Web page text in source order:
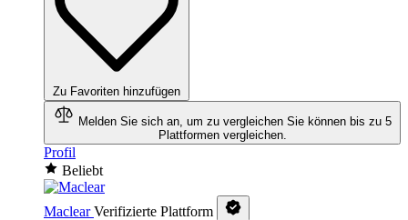
Zu Favoriten hinzufügen
Melden Sie sich an, um zu vergleichen Sie können bis zu 5
Plattformen vergleichen.
Profil
Beliebt
Maclear Verifizierte Plattform